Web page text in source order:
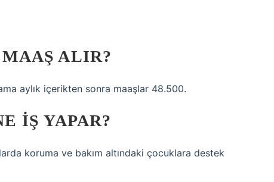
ALIR?
aylık içerikten sonra maaşlar 48.500.
IŞ YAPAR?
koruma ve bakım altındaki çocuklara destek